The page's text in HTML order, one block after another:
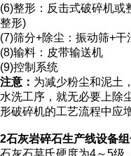
(6)整形：反击式破碎机或
整形)
(7)筛分+除尘：振动筛+干
(8)输料：皮带输送机
(9)控制系统
注意： 为减少粉尘和泥土
水洗工序，就无必要上除
形破碎机的工艺流程中应
2石灰岩碎石生产线设备
石灰石莫氏硬度为4～5级